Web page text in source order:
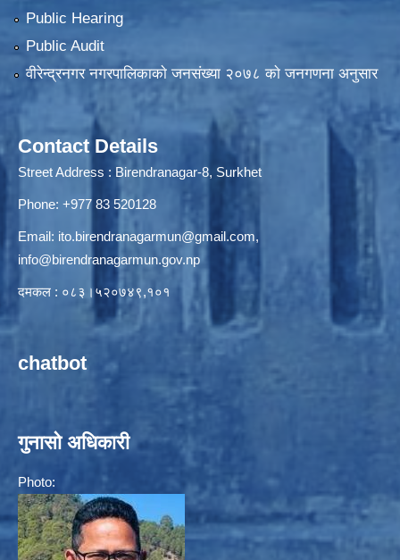
Public Hearing
Public Audit
वीरेन्द्रनगर नगरपालिकाकाे जनसंख्या २०७८ काे जनगणना अनुसार
Contact Details
Street Address : Birendranagar-8, Surkhet
Phone: +977 83 520128
Email: ito.birendranagarmun@gmail.com,
info@birendranagarmun.gov.np
दमकल : ०८३।५२०७४९,१०१
chatbot
गुनासो अधिकारी
Photo: